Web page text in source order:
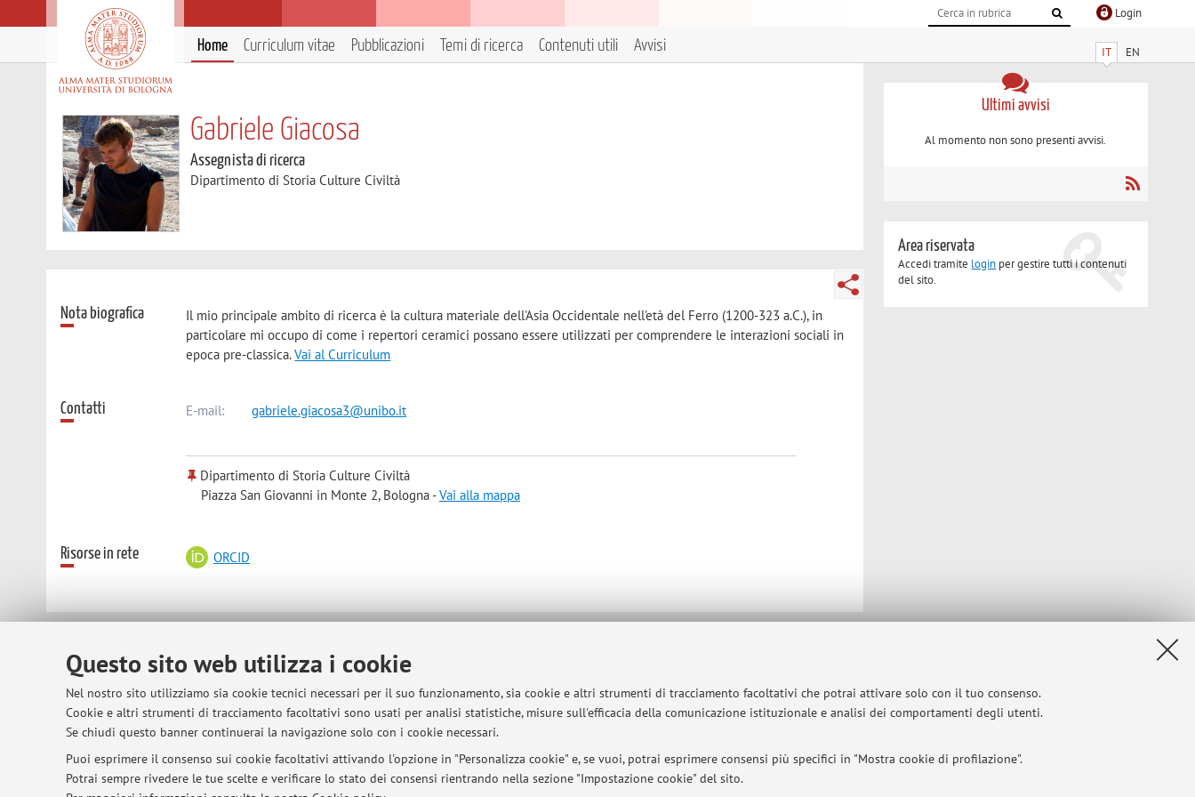
Questo sito web utilizza i cookie
Nel nostro sito utilizziamo sia cookie tecnici necessari per il suo funzionamento, sia cookie e altri strumenti di tracciamento facoltativi che potrai attivare solo con il tuo consenso.
Cookie e altri strumenti di tracciamento facoltativi sono usati per analisi statistiche, misure sull'efficacia della comunicazione istituzionale e analisi dei comportamenti degli utenti.
Se chiudi questo banner continuerai la navigazione solo con i cookie necessari.
Puoi esprimere il consenso sui cookie facoltativi attivando l'opzione in "Personalizza cookie" e, se vuoi, potrai esprimere consensi più specifici in "Mostra cookie di profilazione".
Potrai sempre rivedere le tue scelte e verificare lo stato dei consensi rientrando nella sezione "Impostazione cookie" del sito.
Login
IT EN
Home Curriculum vitae Pubblicazioni Temi di ricerca Contenuti utili Avvisi
Gabriele Giacosa
Assegnista di ricerca
Dipartimento di Storia Culture Civiltà
Nota biografica
Il mio principale ambito di ricerca è la cultura materiale dell'Asia Occidentale nell'età del Ferro (1200-323 a.C.), in
particolare mi occupo di come i repertori ceramici possano essere utilizzati per comprendere le interazioni sociali in
epoca pre-classica.Vai al Curriculum
Contatti E-mail: gabriele.giacosa3@unibo.it
Dipartimento di Storia Culture Civiltà
Piazza San Giovanni in Monte 2, Bologna -Vai alla mappa
Risorse in rete ORCID
Ultimi avvisi
Al momento non sono presenti avvisi.
Area riservata
Accedi tramite login per gestire tutti i contenuti
del sito.
© 2026 - ALMA MATER STUDIORUM - Università di Bologna - Via Zamboni, 33 - 40126 Bologna - Partita IVA: 01131710376